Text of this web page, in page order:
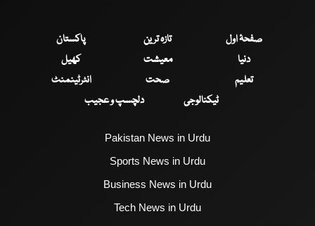
صفحۂ اول تازہ ترین
پاکستان
دنیا
معیشت
کھیل
تعلیم
صحت
انٹرٹینمنٹ
ٹیکنالوجی
دلچسپ و عجیب
Pakistan News in Urdu
Sports News in Urdu
Business News in Urdu
Tech News in Urdu